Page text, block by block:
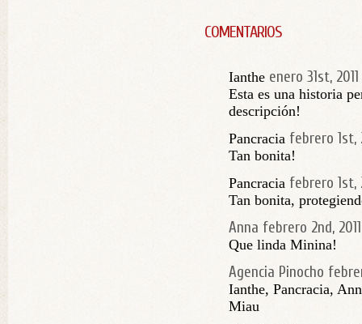
COMENTARIOS
Ianthe enero 31st, 2011
Esta es una historia
descripción!
Pancracia febrero 1st,
Tan bonita!
Pancracia febrero 1st,
Tan bonita,
Anna febrero 2nd, 2011
Que linda Minina!
Agencia Pinocho
Ianthe, Pancracia,
Miau